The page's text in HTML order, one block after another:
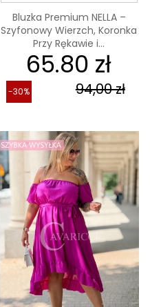
Bluzka Premium NELLA –
Szyfonowy Wierzch, Koronka
Przy Rękawie i...
65.80 zł
94,00 zł
-30%